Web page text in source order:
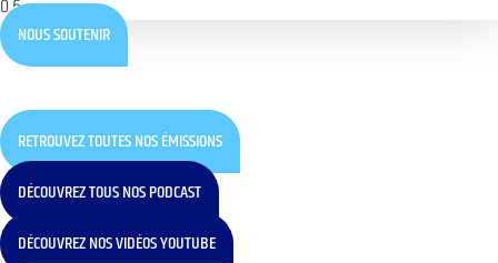
NOUS SOUTENIR
RETROUVEZ TOUTES NOS ÉMISSIONS
DÉCOUVREZ TOUS NOS PODCAST
DÉCOUVREZ NOS VIDÉOS YOUTUBE